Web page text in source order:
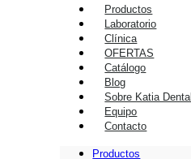
Productos
Laboratorio
Clínica
OFERTAS
Catálogo
Blog
Sobre Katia Dental
Equipo
Contacto
Productos